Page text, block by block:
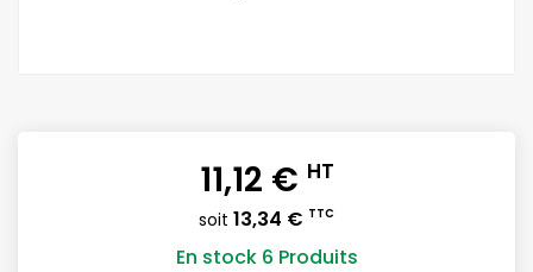
11,12 € HT
soit 13,34 € TTC
En stock 6 Produits